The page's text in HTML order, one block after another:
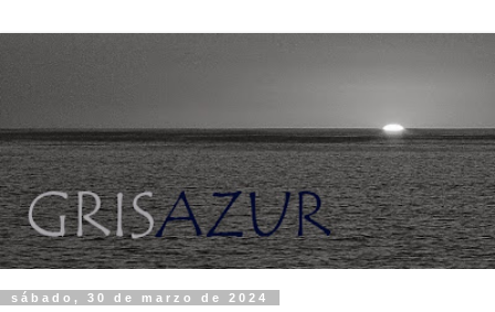
sábado, 30 de marzo de 2024